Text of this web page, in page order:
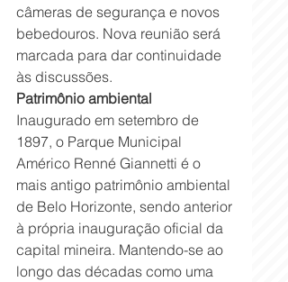
câmeras de segurança e novos
bebedouros. Nova reunião será
marcada para dar continuidade
às discussões.
Patrimônio ambiental
Inaugurado em setembro de
1897, o Parque Municipal
Américo Renné Giannetti é o
mais antigo patrimônio ambiental
de Belo Horizonte, sendo anterior
à própria inauguração oficial da
capital mineira. Mantendo-se ao
longo das décadas como uma